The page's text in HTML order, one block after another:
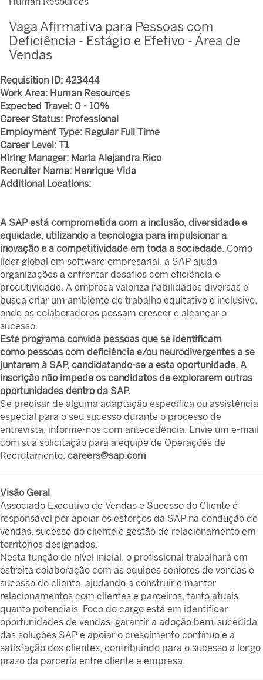
Vaga Afirmativa para Pessoas com
Deficiência - Estágio e Efetivo - Área de
Vendas
Requisition ID: 423444
Work Area: Human Resources
Expected Travel: 0 - 10%
Career Status: Professional
Employment Type: Regular Full Time
Career Level: T1
Hiring Manager: Maria Alejandra Rico
Recruiter Name: Henrique Vida
Additional Locations:
A SAP está comprometida com a inclusão, diversidade e
equidade, utilizando a tecnologia para impulsionar a
inovação e a competitividade em toda a sociedade. Como
líder global em software empresarial, a SAP ajuda
organizações a enfrentar desafios com eficiência e
produtividade. A empresa valoriza habilidades diversas e
busca criar um ambiente de trabalho equitativo e inclusivo,
onde os colaboradores possam crescer e alcançar o
sucesso.
Este programa convida pessoas que se identificam
como pessoas com deficiência e/ou neurodivergentes a se
juntarem à SAP, candidatando-se a esta oportunidade. A
inscrição não impede os candidatos de explorarem outras
oportunidades dentro da SAP.
Se precisar de alguma adaptação específica ou assistência
especial para o seu sucesso durante o processo de
entrevista, informe-nos com antecedência. Envie um e-mail
com sua solicitação para a equipe de Operações de
Recrutamento: careers@sap.com
Visão Geral
Associado Executivo de Vendas e Sucesso do Cliente é
responsável por apoiar os esforços da SAP na condução de
vendas, sucesso do cliente e gestão de relacionamento em
territórios designados.
Nesta função de nível inicial, o profissional trabalhará em
estreita colaboração com as equipes seniores de vendas e
sucesso do cliente, ajudando a construir e manter
relacionamentos com clientes e parceiros, tanto atuais
quanto potenciais. Foco do cargo está em identificar
oportunidades de vendas, garantir a adoção bem-sucedida
das soluções SAP e apoiar o crescimento contínuo e a
satisfação dos clientes, contribuindo para o sucesso a longo
prazo da parceria entre cliente e empresa.